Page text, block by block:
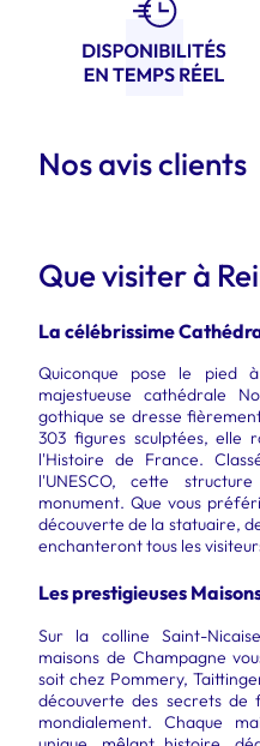
Nos avis clients
Que visiter à
La célébrissime
Quiconque pose le pied
majestueuse cathédrale
gothique se dresse
303 figures sculptées, elle
l'Histoire de France.
l'UNESCO, cette
monument. Que vous
découverte de la statuaire,
enchanteront tous les
Les prestigieuses
Sur la colline Saint-
maisons de Champagne
soit chez Pommery,
découverte des secrets
mondialement. Chaque